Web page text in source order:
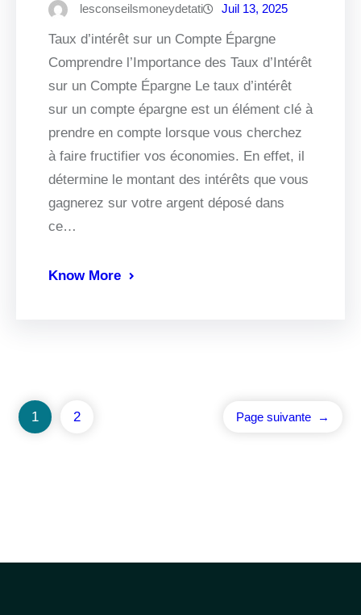
lesconseilsmoneydetati Juil 13, 2025
Taux d’intérêt sur un Compte Épargne
Comprendre l’Importance des Taux d’Intérêt
sur un Compte Épargne Le taux d’intérêt
sur un compte épargne est un élément clé à
prendre en compte lorsque vous cherchez
à faire fructifier vos économies. En effet, il
détermine le montant des intérêts que vous
gagnerez sur votre argent déposé dans
ce…
Know More
1 2 Page suivante →